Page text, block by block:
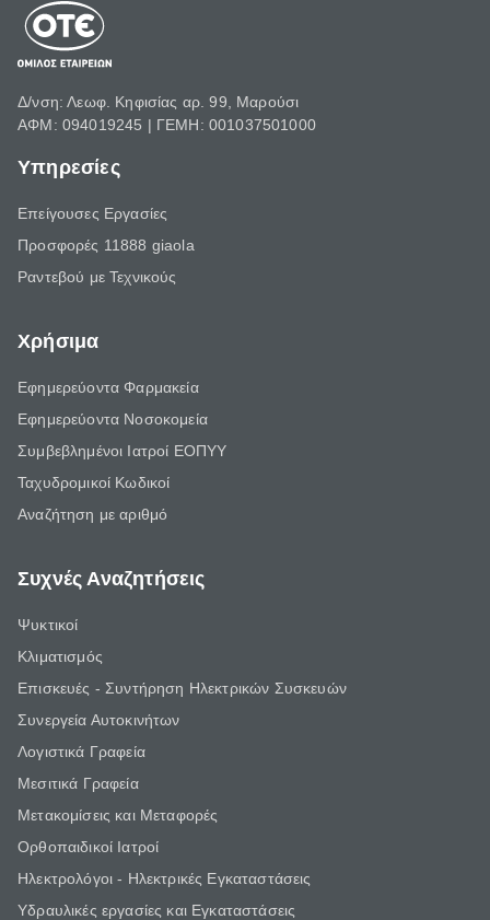
Δ/νση: Λεωφ. Κηφισίας αρ. 99, Μαρούσι
ΑΦΜ: 094019245 | ΓΕΜΗ: 001037501000
Υπηρεσίες
Επείγουσες Εργασίες
Προσφορές 11888 giaola
Ραντεβού με Τεχνικούς
Χρήσιμα
Εφημερεύοντα Φαρμακεία
Εφημερεύοντα Νοσοκομεία
Συμβεβλημένοι Ιατροί ΕΟΠΥΥ
Ταχυδρομικοί Κωδικοί
Αναζήτηση με αριθμό
Συχνές Αναζητήσεις
Ψυκτικοί
Κλιματισμός
Επισκευές - Συντήρηση Ηλεκτρικών Συσκευών
Συνεργεία Αυτοκινήτων
Λογιστικά Γραφεία
Μεσιτικά Γραφεία
Μετακομίσεις και Μεταφορές
Ορθοπαιδικοί Ιατροί
Ηλεκτρολόγοι - Ηλεκτρικές Εγκαταστάσεις
Υδραυλικές εργασίες και Εγκαταστάσεις